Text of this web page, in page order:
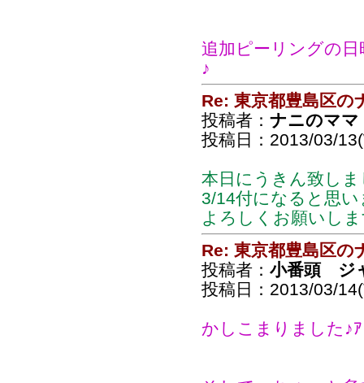
追加ピーリングの
♪
Re: 東京都豊島区の
投稿者： ナニのママ
投稿日：2013/03/
本日にうきん致し
3/14付になると思い
よろしくお願いし
Re: 東京都豊島区の
投稿者： 小番頭 ジ
投稿日：2013/03/
かしこまりました♪ｱ